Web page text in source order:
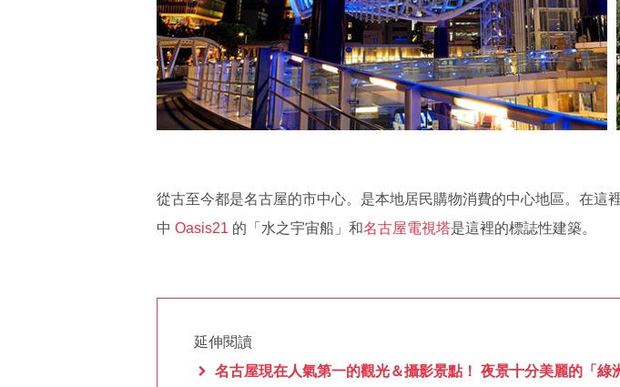
從古至今都是名古屋的市中心。是本地居民購物消費的中心地區。在
中 Oasis21 的「水之宇宙船」和名古屋電視塔是這裡的標誌性建築。
延伸閱讀
名古屋現在人氣第一的觀光＆攝影景點！ 夜景十分美麗的「綠